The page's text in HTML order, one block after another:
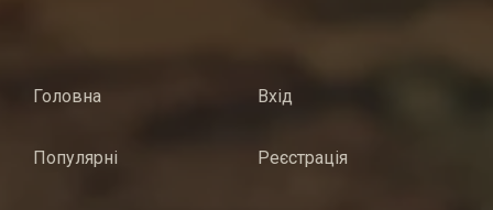
Головна
Популярні
Вхід
Реєстрація